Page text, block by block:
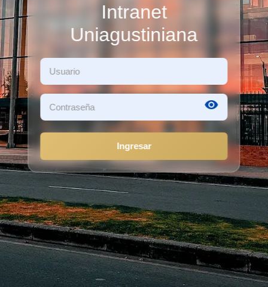
Intranet
Uniagustiniana
Ingresar